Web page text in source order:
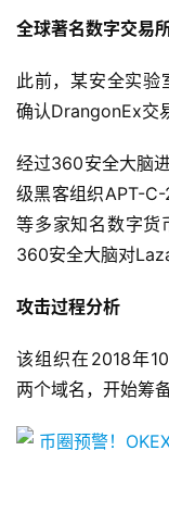
全球著名数字交易
此前，某安全实
确认DrangonEx交
经过360安全大脑
级黑客组织APT-C-
等多家知名数字货
360安全大脑对
攻击过程分析
该组织在2018年
两个域名，开始筹备